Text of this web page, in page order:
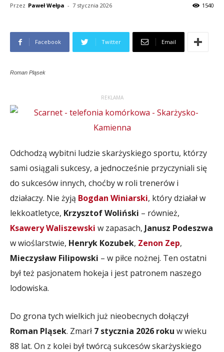
Przez Paweł Wełpa - 7 stycznia 2026 1540
Facebook Twitter Email
Roman Pląsek
REKLAMA
Odchodzą wybitni ludzie skarżyskiego sportu, którzy
sami osiągali sukcesy, a jednocześnie przyczyniali się
do sukcesów innych, choćby w roli trenerów i
działaczy. Nie żyją Bogdan Winiarski, który działał w
lekkoatletyce, Krzysztof Woliński – również,
Ksawery Waliszewski w zapasach, Janusz Podeszwa
w wioślarstwie, Henryk Kozubek, Zenon Zep,
Mieczysław Filipowski – w piłce nożnej. Ten ostatni
był też pasjonatem hokeja i jest patronem naszego
lodowiska.
Do grona tych wielkich już nieobecnych dołączył
Roman Pląsek. Zmarł 7 stycznia 2026 roku w wieku
88 lat. On z kolei był twórcą sukcesów skarżyskiego